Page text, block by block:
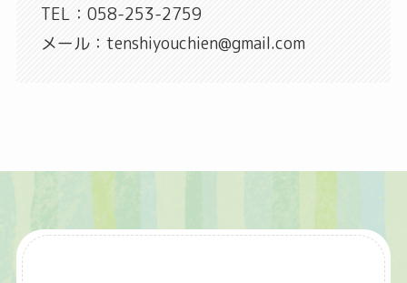
TEL：058-253-2759
メール：tenshiyouchien@gmail.com